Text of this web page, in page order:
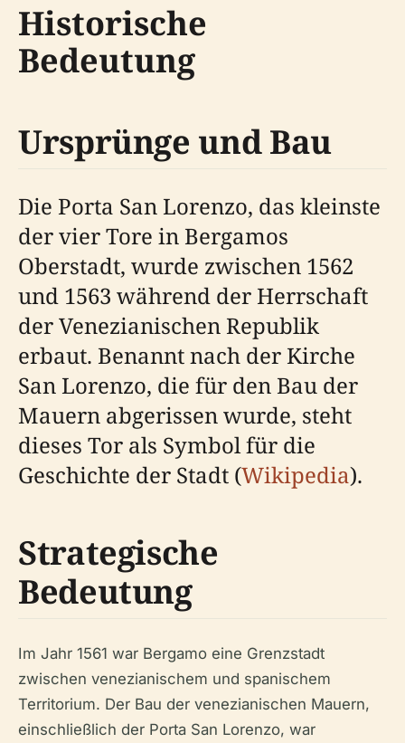
Historische
Bedeutung
Ursprünge und Bau
Die Porta San Lorenzo, das kleinste
der vier Tore in Bergamos
Oberstadt, wurde zwischen 1562
und 1563 während der Herrschaft
der Venezianischen Republik
erbaut. Benannt nach der Kirche
San Lorenzo, die für den Bau der
Mauern abgerissen wurde, steht
dieses Tor als Symbol für die
Geschichte der Stadt (Wikipedia).
Strategische
Bedeutung
Im Jahr 1561 war Bergamo eine Grenzstadt
zwischen venezianischem und spanischem
Territorium. Der Bau der venezianischen Mauern,
einschließlich der Porta San Lorenzo, war